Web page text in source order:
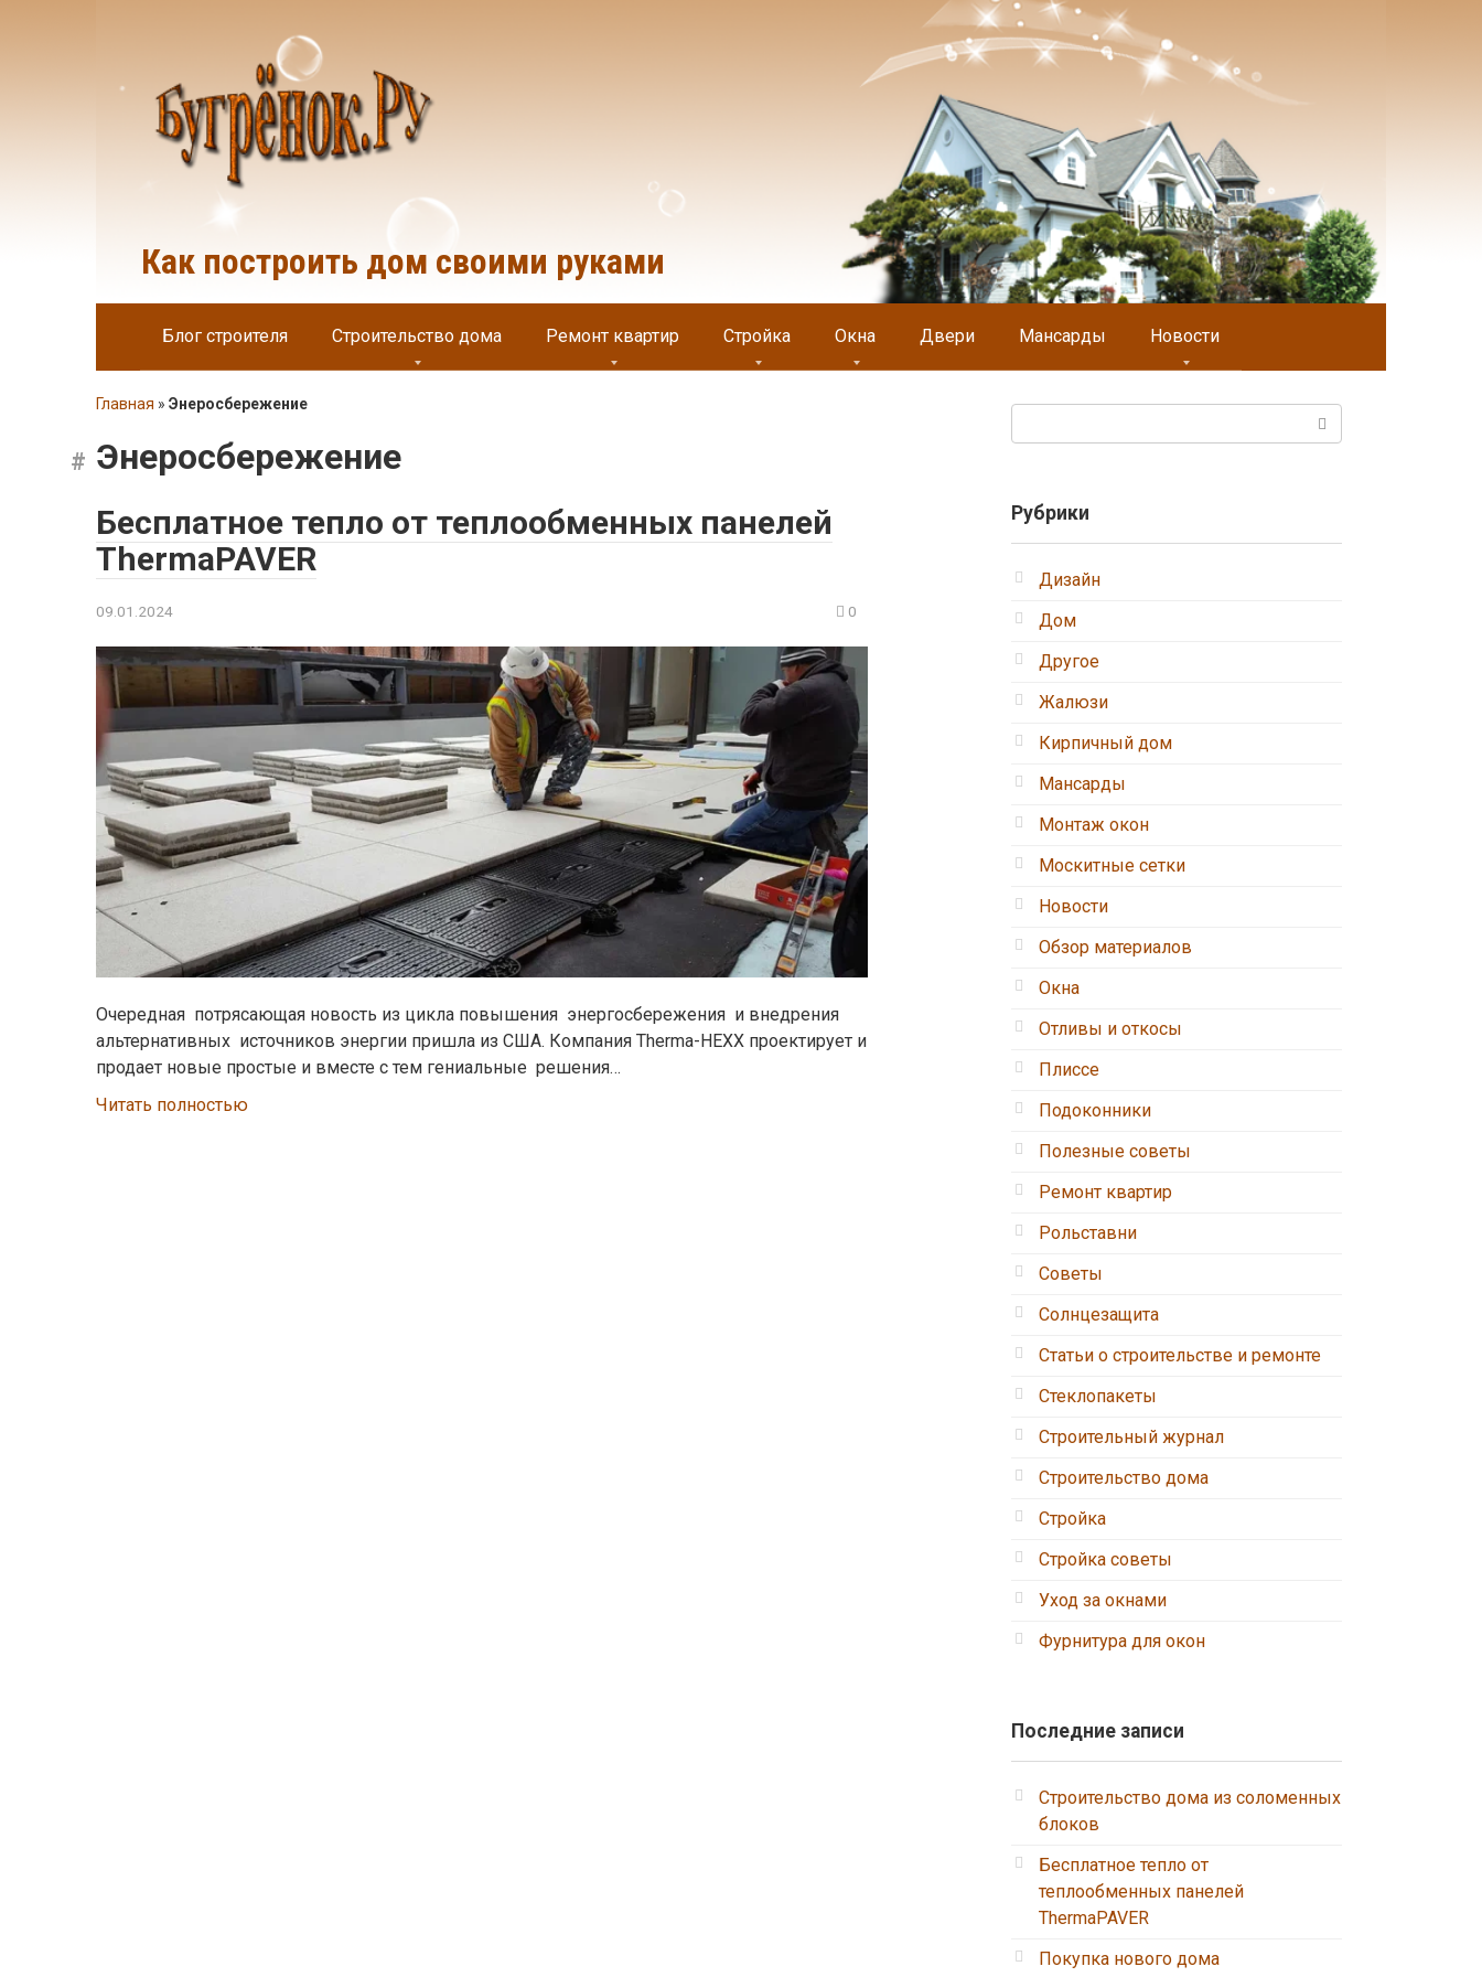
Как построить дом своими руками
Блог строителя Строительство дома Ремонт квартир Стройка Окна Двери Мансарды Новости
Главная » Энеросбережение
Энеросбережение
Бесплатное тепло от теплообменных панелей
ThermaPAVER
09.01.2024 0
Очередная потрясающая новость из цикла повышения энергосбережения и внедрения
альтернативных источников энергии пришла из США. Компания Therma-HEXX проектирует и
продает новые простые и вместе с тем гениальные решения…
Читать полностью
Рубрики
Дизайн
Дом
Другое
Жалюзи
Кирпичный дом
Мансарды
Монтаж окон
Москитные сетки
Новости
Обзор материалов
Окна
Отливы и откосы
Плиссе
Подоконники
Полезные советы
Ремонт квартир
Рольставни
Советы
Солнцезащита
Статьи о строительстве и ремонте
Стеклопакеты
Строительный журнал
Строительство дома
Стройка
Стройка советы
Уход за окнами
Фурнитура для окон
Последние записи
Строительство дома из соломенных
блоков
Бесплатное тепло от
теплообменных панелей
ThermaPAVER
Покупка нового дома